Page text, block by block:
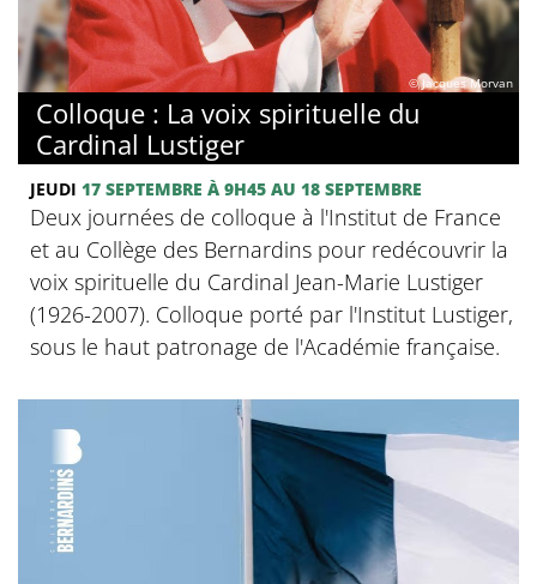
© Jacques Morvan
Colloque : La voix spirituelle du
Cardinal Lustiger
JEUDI 17 SEPTEMBRE À 9H45 AU 18 SEPTEMBRE
Deux journées de colloque à l'Institut de France
et au Collège des Bernardins pour redécouvrir la
voix spirituelle du Cardinal Jean-Marie Lustiger
(1926-2007). Colloque porté par l'Institut Lustiger,
sous le haut patronage de l'Académie française.